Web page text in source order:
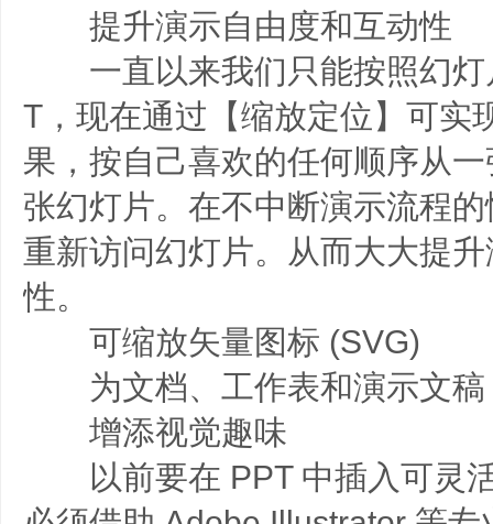
提升演示自由度和互动性
一直以来我们只能按照幻灯
T，现在通过【缩放定位】可实
果，按自己喜欢的任何顺序从
张幻灯片。在不中断演示流程
重新访问幻灯片。从而大大提
性。
可缩放矢量图标 (SVG)
为文档、工作表和演示文稿
增添视觉趣味
以前要在 PPT 中插入可灵